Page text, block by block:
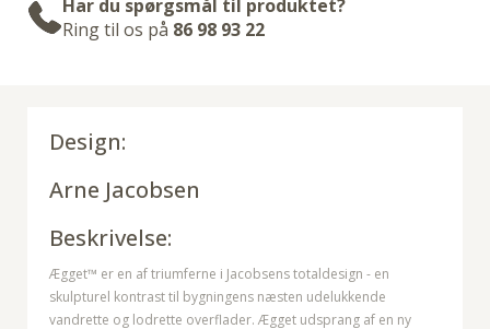
Har du spørgsmål til produktet?
Ring til os på 86 98 93 22
Design:
Arne Jacobsen
Beskrivelse:
Ægget™ er en af triumferne i Jacobsens totaldesign - en
skulpturel kontrast til bygningens næsten udelukkende
vandrette og lodrette overflader. Ægget udsprang af en ny